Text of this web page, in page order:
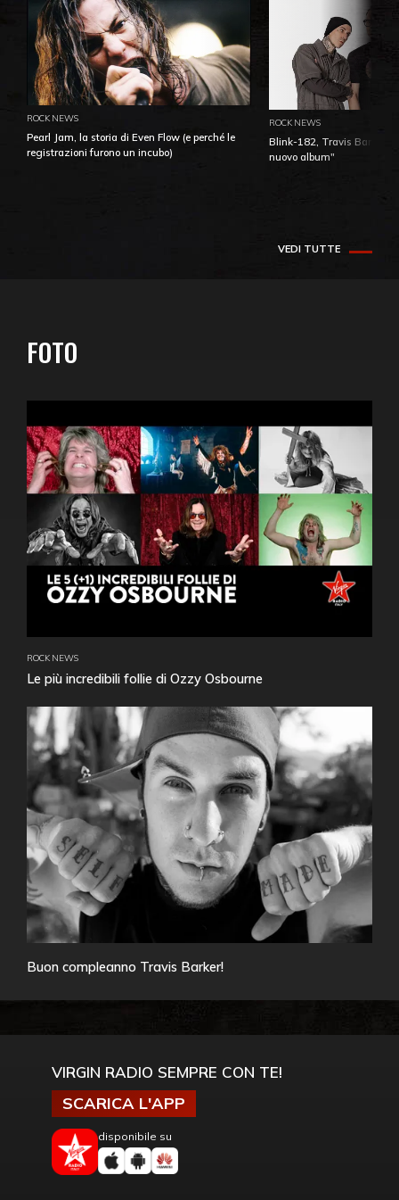
ROCK NEWS
Pearl Jam, la storia di Even Flow (e perché le
registrazioni furono un incubo)
ROCK NEWS
Blink-182, Travis Barker:
nuovo album"
VEDI TUTTE
FOTO
ROCK NEWS
Le più incredibili follie di Ozzy Osbourne
Buon compleanno Travis Barker!
VIRGIN RADIO SEMPRE CON TE!
SCARICA L'APP
disponibile su